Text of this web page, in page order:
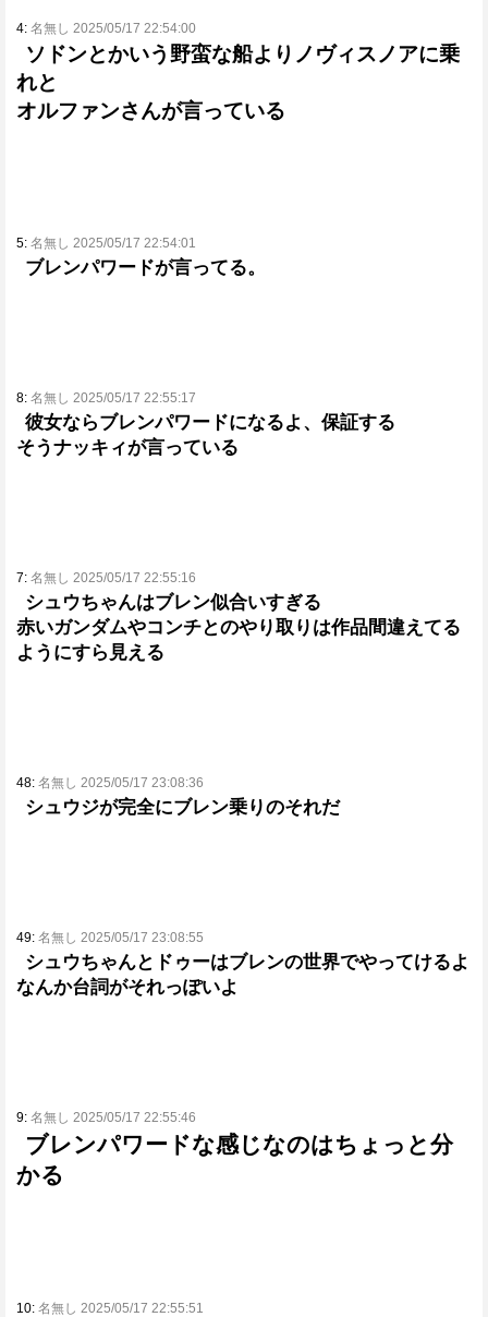
4: 名無し 2025/05/17 22:54:00
ソドンとかいう野蛮な船よりノヴィスノアに乗
れと
オルファンさんが言っている
5: 名無し 2025/05/17 22:54:01
ブレンパワードが言ってる。
8: 名無し 2025/05/17 22:55:17
彼女ならブレンパワードになるよ、保証する
そうナッキィが言っている
7: 名無し 2025/05/17 22:55:16
シュウちゃんはブレン似合いすぎる
赤いガンダムやコンチとのやり取りは作品間違えてる
ようにすら見える
48: 名無し 2025/05/17 23:08:36
シュウジが完全にブレン乗りのそれだ
49: 名無し 2025/05/17 23:08:55
シュウちゃんとドゥーはブレンの世界でやってけるよ
なんか台詞がそれっぽいよ
9: 名無し 2025/05/17 22:55:46
ブレンパワードな感じなのはちょっと分
かる
10: 名無し 2025/05/17 22:55:51